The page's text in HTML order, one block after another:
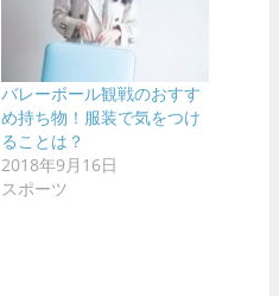
バレーボール観戦のおすす
め持ち物！服装で気をつけ
ることは？
2018年9月16日
スポーツ